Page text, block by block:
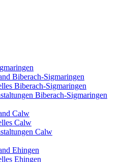
Biberach-Sigmaringen
Biberach-Sigmaringen
Biberach-Sigmaringen
Calw
Calw
Calw
Ehingen
Ehingen